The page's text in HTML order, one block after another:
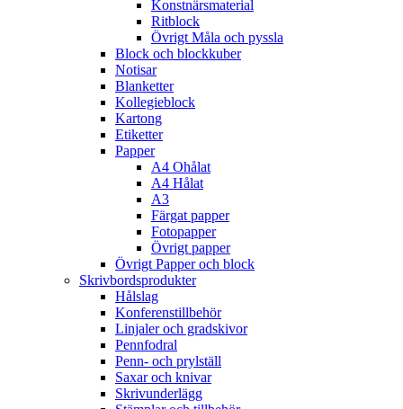
Konstnärsmaterial
Ritblock
Övrigt Måla och pyssla
Block och blockkuber
Notisar
Blanketter
Kollegieblock
Kartong
Etiketter
Papper
A4 Ohålat
A4 Hålat
A3
Färgat papper
Fotopapper
Övrigt papper
Övrigt Papper och block
Skrivbordsprodukter
Hålslag
Konferenstillbehör
Linjaler och gradskivor
Pennfodral
Penn- och prylställ
Saxar och knivar
Skrivunderlägg